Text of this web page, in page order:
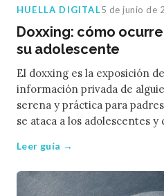
HUELLA DIGITAL5 de junio de
Doxxing: cómo
su adolescente
El doxxing es la exposición
información privada de
serena y práctica para
se ataca a los adolescentes y
Leer guía →